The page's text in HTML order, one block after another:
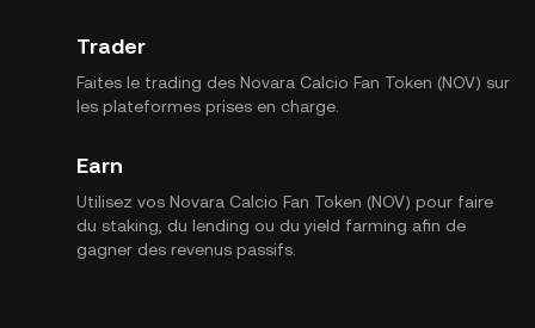
Trader
Faites le trading des Novara Calcio Fan Token (NOV) sur
les plateformes prises en charge.
Earn
Utilisez vos Novara Calcio Fan Token (NOV) pour faire
du staking, du lending ou du yield farming afin de
gagner des revenus passifs.